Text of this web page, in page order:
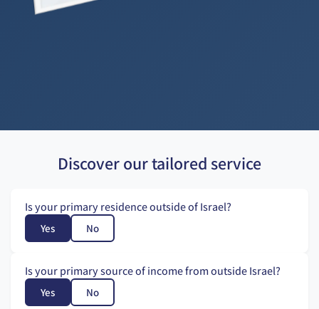
Discover our tailored service
Is your primary residence outside of Israel?
Yes No
Is your primary source of income from outside Israel?
Yes No